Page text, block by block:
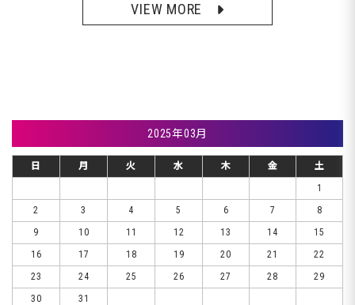
VIEW MORE
2025年03月
日 月 火 水 木 金
土
1
2
3 4 5 6 7
8
9
10 11 12 13 14
15
16
17 18 19 20 21
22
23
24 25 26 27 28
29
30
31